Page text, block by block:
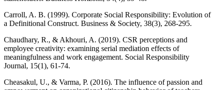
Carroll, A. B. (1999). Corporate Social Responsibility: Evolution of
a Definitional Construct. Business & Society, 38(3), 268-295.
Chaudhary, R., & Akhouri, A. (2019). CSR perceptions and
employee creativity: examining serial mediation effects of
meaningfulness and work engagement. Social Responsibility
Journal, 15(1), 61-74.
Cheasakul, U., & Varma, P. (2016). The influence of passion and